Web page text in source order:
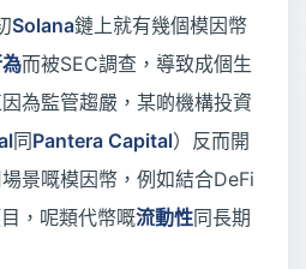
Solana鏈上就有幾個模因幣
而被SEC調查，導致成個生
為監管趨嚴，某啲機構投資
同Pantera Capital）反而開
景嘅模因幣，例如結合DeFi
，呢類代幣嘅流動性同長期